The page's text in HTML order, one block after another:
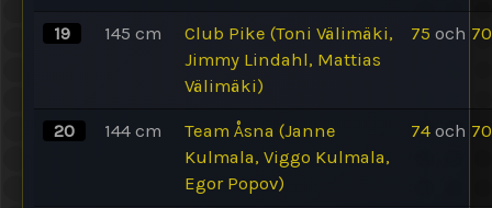
19 145 cm
Club Pike (Toni Välimäki,
Jimmy Lindahl, Mattias
Välimäki)
75 och 70
20 144 cm
Team Åsna (Janne
Kulmala, Viggo Kulmala,
Egor Popov)
74 och 70